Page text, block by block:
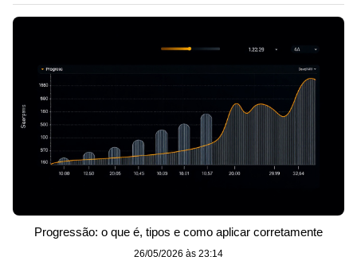
Progressão: o que é, tipos e como aplicar corretamente
26/05/2026 às 23:14